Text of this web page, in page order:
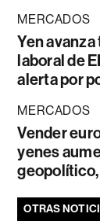
MERCADOS
Yen
laboral de
alerta por
MERCADOS
Vender
yenes
OTRAS